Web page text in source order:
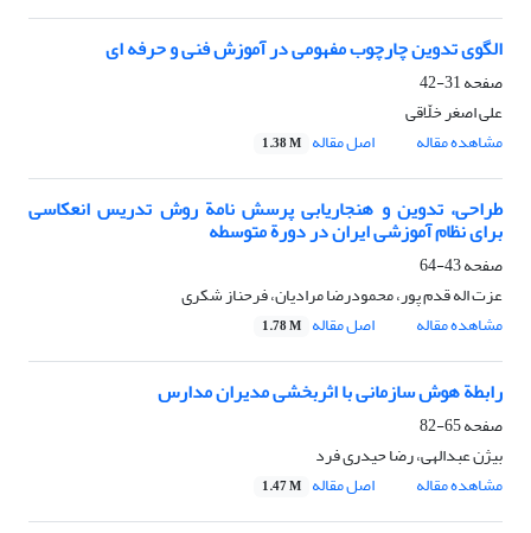
الگوی تدوین چارچوب مفهومی در آموزش فنی و حرفه ای
صفحه31-42
علی اصغر خلّاقی
مشاهده مقاله
اصل مقاله 1.38 M
طراحی، تدوین و هنجاریابی پرسش نامة روش تدریس انعکاسی
برای نظام آموزشی ایران در دورة متوسطه
صفحه43-64
عزت اله قدم پور، محمودرضا مرادیان، فرحناز شکری
مشاهده مقاله
اصل مقاله 1.78 M
رابطة هوش سازمانی با اثربخشی مدیران مدارس
صفحه65-82
بیژن عبدالهی، رضا حیدری فرد
مشاهده مقاله
اصل مقاله 1.47 M